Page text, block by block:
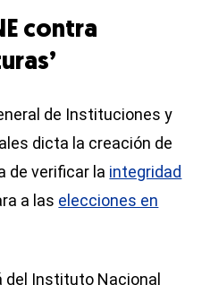
contra
de Instituciones y
dicta la creación de
de verificar la integridad
a las elecciones en
del Instituto Nacional